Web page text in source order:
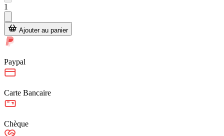
1
Ajouter au panier
Paypal
Carte Bancaire
Chèque